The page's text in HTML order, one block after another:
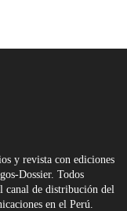
y revista con ediciones
Dossier. Todos
canal de distribución del
en el Perú.